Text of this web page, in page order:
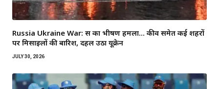
Russia Ukraine War: रूस का भीषण हमला… कीव समेत कई शहरों
पर मिसाइलों की बारिश, दहल उठा यूक्रेन
JULY 30, 2026